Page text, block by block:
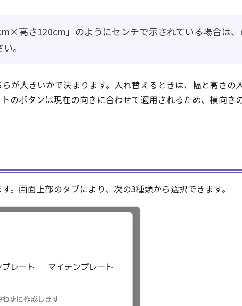
高さ120cm」のようにセンチで示されている場合は
。
が大きいかで決まります。入れ替えるときは、幅と高さの
のボタンは現在の向きに合わせて適用されるため、横向
。画面上部のタブにより、次の3種類から選択できます。